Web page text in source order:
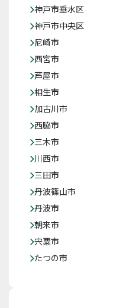
神戸市垂水区
神戸市中央区
尼崎市
西宮市
芦屋市
相生市
加古川市
西脇市
三木市
川西市
三田市
丹波篠山市
丹波市
朝来市
宍粟市
たつの市